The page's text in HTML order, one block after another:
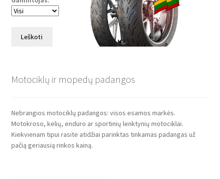
Leškoti
Motociklų ir mopedų padangos
Nebrangios motociklų padangos: visos esamos markės.
Motokroso, kelių, enduro ar sportinių lenktynių motociklai.
Kiekvienam tipui rasite atidžiai parinktas tinkamas padangas už
pačią geriausią rinkos kainą.